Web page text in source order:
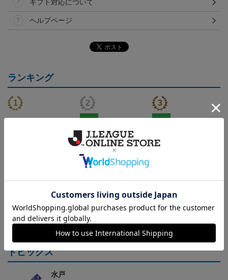
ギフト対応について
ヘルプページ
ランキング
（Sｰ3XL）2026/27 オー
センティックユニフォー
ム FP 1st
20,020円～25,520円
水戸ホーリーホック ボ
ーマンダ タオルマフラー
2,500円
水戸ホーリーホック ボ
ーマンダ キーホルダー
1,100円
トピックス
水戸